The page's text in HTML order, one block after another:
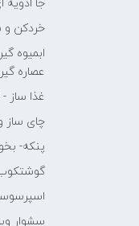
جا ادویه
خردکن و
ابمیوه
عصاره
غذا ساز
چای ساز
پنکه-
سشوار